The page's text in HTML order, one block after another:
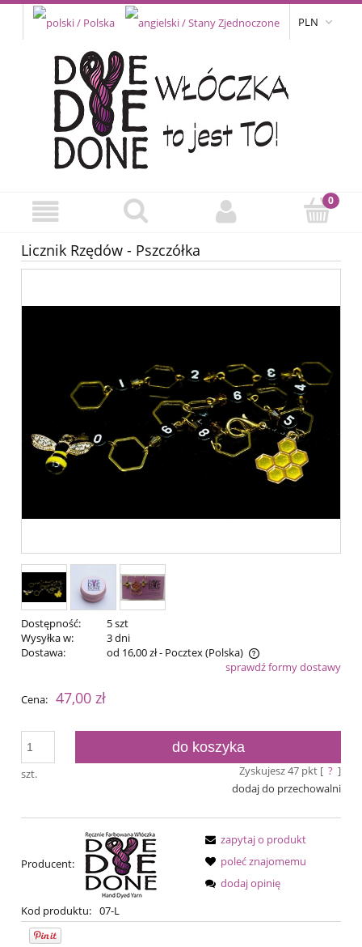
PLN
Licznik Rzędów - Pszczółka
Dostępność:
5 szt
Wysyłka w:
3 dni
Dostawa:
od 16,00 zł- Pocztex(Polska)
Cena nie zawiera ewentualnych kosztów płatnościsprawdź formy dostawy
Cena: 47,00 zł
szt.
do koszyka
Zyskujesz47pkt [ ? ]
dodaj do przechowalni
Producent:
Kod produktu: 07-L
zapytaj o produkt
poleć znajomemu
dodaj opinię